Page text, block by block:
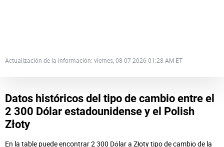
Actualización de la información: viernes, 08-07-2026 01:28 AM ET
Datos históricos del tipo de cambio entre el
2 300 Dólar estadounidense y el Polish
Złoty
En la table puede encontrar 2 300 Dólar a Złoty tipo de cambio de la